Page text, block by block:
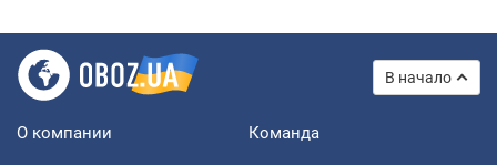
В начало
О компании Команда